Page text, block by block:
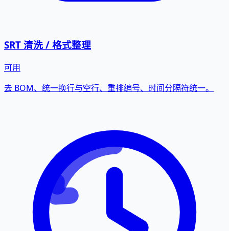
SRT 清洗 / 格式整理
可用
去 BOM、统一换行与空行、重排编号、时间分隔符统一。